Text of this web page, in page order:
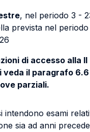
, nel periodo 3 -
prevista nel periodo
di accesso alla
il paragrafo
parziali.
esami
sia ad anni